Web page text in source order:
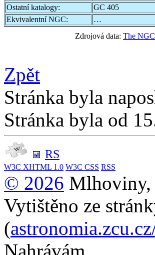
Ostatní katalogy:
GC 405
Ekvivalentní NGC:
…
Zdrojová data: The
Zpět
Stránka byla
Stránka byla od
RS
W3C XHTML 1.0 W3C CSS RSS
© 2026 Mlhoviny,
Vytištěno ze
(
Nahrávám...